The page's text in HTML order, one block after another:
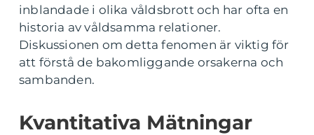
inblandade i olika våldsbrott och har ofta en
historia av våldsamma relationer.
Diskussionen om detta fenomen är viktig för
att förstå de bakomliggande orsakerna och
sambanden.
Kvantitativa Mätningar